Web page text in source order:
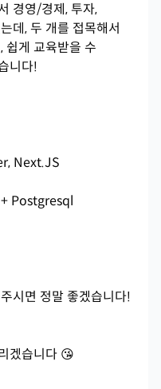
경영/경제, 투자,
데, 두 개를 접목해서
쉽게 교육받을 수
니다!
Next.JS
Postgresql
시면 정말 좋겠습니다!
겠습니다 😘